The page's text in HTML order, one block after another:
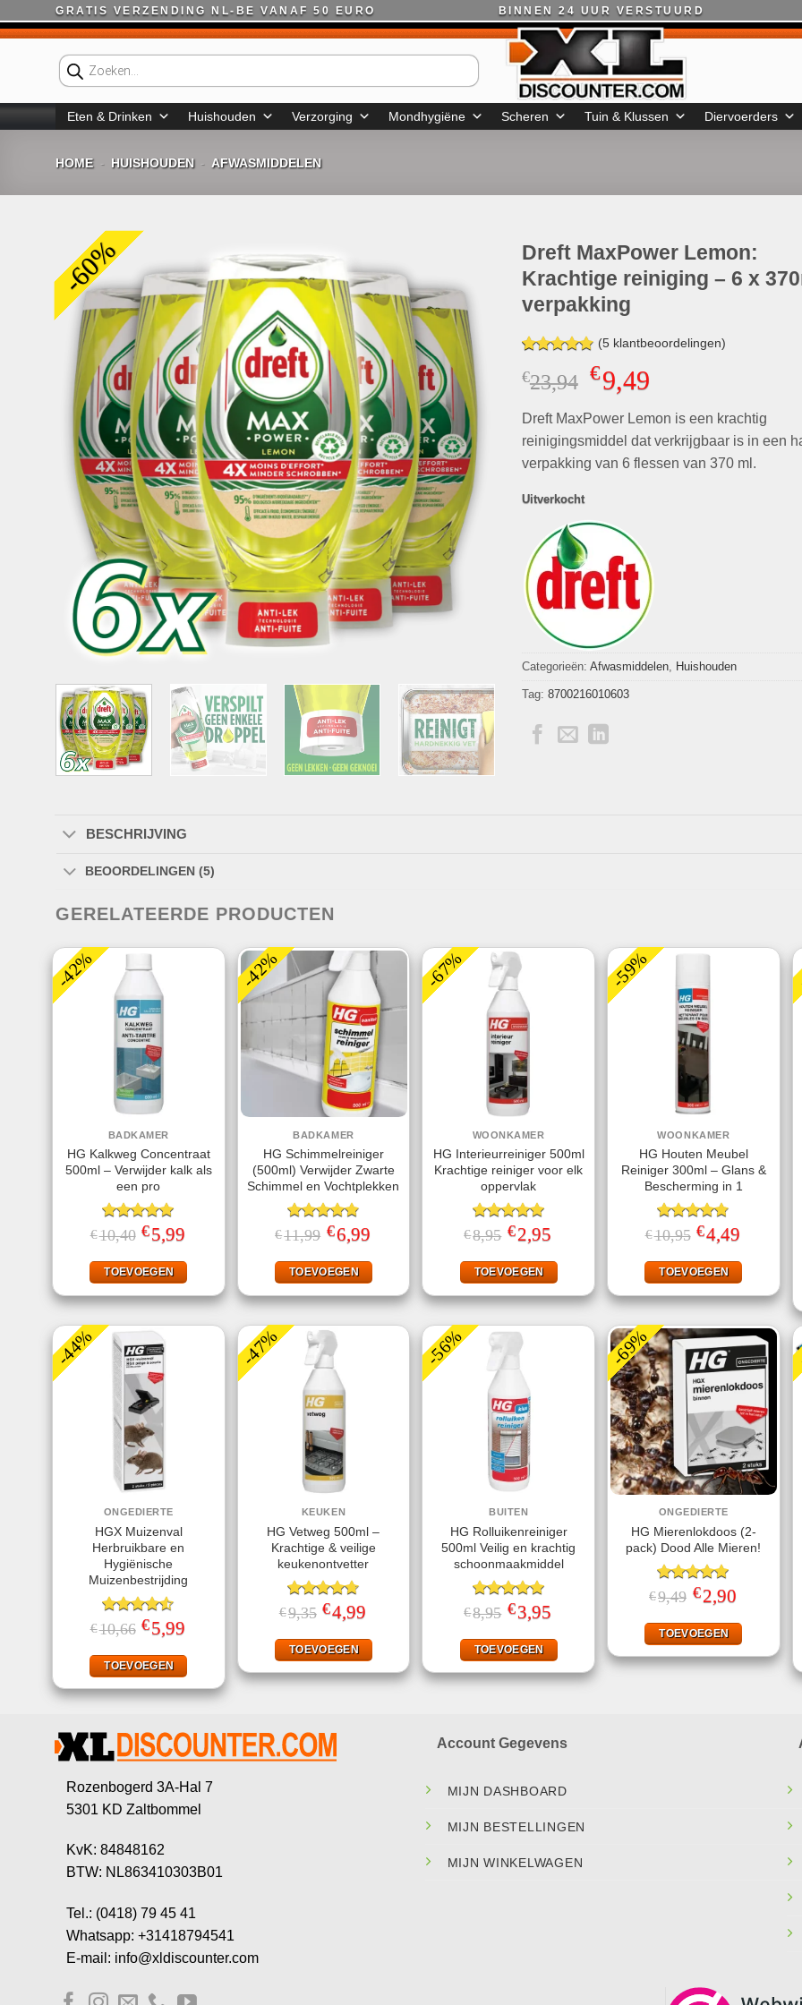
naar
GRATIS VERZENDING NL-BE VANAF 50 EURO BINNEN 24 UUR VERSTUURD
Producten
zoeken
Eten & Drinken Huishouden Verzorging Mondhygiëne Scheren Tuin & Klussen Diervoerders
HOME - HUISHOUDEN - AFWASMIDDELEN
-60%
Dreft MaxPower Lemon:
Krachtige reiniging – 6 x
verpakking
Gewaardeerd
4.80op 5
gebaseerd
waarderingen
(5klantbeoordelingen)
€23,94 Oorspronkelijke
prijs
was:
€23,94.
€9,49Huidige
is:
€9,49.
Dreft MaxPower Lemon is een krachtig
reinigingsmiddel dat verkrijgbaar is in een
verpakking van 6 flessen van 370 ml.
Uitverkocht
Categorieën: Afwasmiddelen, Huishouden
Tag: 8700216010603
BESCHRIJVING
BEOORDELINGEN (5)
GERELATEERDE PRODUCTEN
-42%
BADKAMER
HG Kalkweg Concentraat
500ml – Verwijder kalk als
een pro
Gewaardeerd
5.00 uit 5
€10,40 Oorspronkelijke
prijs
€10,40.
€5,99
€5,99.
TOEVOEGEN
-42%
BADKAMER
HG Schimmelreiniger
(500ml) Verwijder Zwarte
Schimmel en Vochtplekken
Gewaardeerd
4.80 uit 5
€11,99 Oorspronkelijke
prijs
€11,99.
€6,99Huidige
€6,99.
TOEVOEGEN
-67%
WOONKAMER
HG Interieurreiniger 500ml
Krachtige reiniger voor elk
oppervlak
Gewaardeerd
5.00uit 5
€8,95 Oorspronkelijke
prijs
€8,95.
€2,95prijs
€2,95.
TOEVOEGEN
-59%
WOONKAMER
HG Houten Meubel
Reiniger 300ml – Glans &
Bescherming in 1
Gewaardeerd
4.75 uit 5
€10,95 Oorspronkelijke
prijs
€10,95.
€4,49
€4,49.
TOEVOEGEN
-44%
ONGEDIERTE
HGX Muizenval
Herbruikbare en
Hygiënische
Muizenbestrijding
Gewaardeerd
4.47 uit 5
€10,66 Oorspronkelijke
prijs
€10,66.
€5,99
€5,99.
TOEVOEGEN
-47%
KEUKEN
HG Vetweg 500ml –
Krachtige & veilige
keukenontvetter
Gewaardeerd
4.70uit 5
€9,35 Oorspronkelijke
prijs
€9,35.
€4,99
€4,99.
TOEVOEGEN
-56%
BUITEN
HG Rolluikenreiniger
500ml Veilig en krachtig
schoonmaakmiddel
Gewaardeerd
5.00uit 5
€8,95 Oorspronkelijke
prijs
€8,95.
€3,95prijs
€3,95.
TOEVOEGEN
-69%
ONGEDIERTE
HG Mierenlokdoos (2-
pack) Dood Alle Mieren!
Gewaardeerd
5.00uit 5
€9,49 Oorspronkelijke
prijs
€9,49.
€2,90Huidige
€2,90.
TOEVOEGEN
Rozenbogerd 3A-Hal 7
5301 KD Zaltbommel
KvK: 84848162
BTW: NL863410303B01
Tel.: (0418) 79 45 41
Whatsapp: +31418794541
E-mail: info@xldiscounter.com
Account Gegevens
MIJN DASHBOARD
MIJN BESTELLINGEN
MIJN WINKELWAGEN